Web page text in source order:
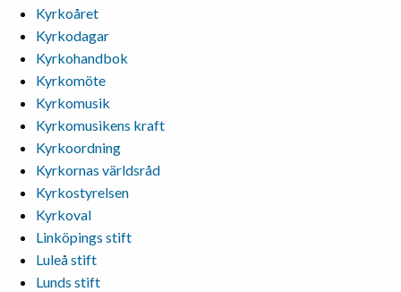
Kyrkoåret
Kyrkodagar
Kyrkohandbok
Kyrkomöte
Kyrkomusik
Kyrkomusikens kraft
Kyrkoordning
Kyrkornas världsråd
Kyrkostyrelsen
Kyrkoval
Linköpings stift
Luleå stift
Lunds stift